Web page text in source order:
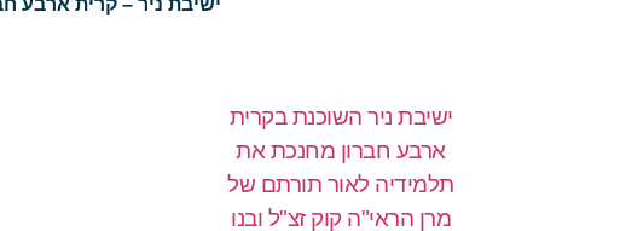
ישיבת ניר – קרית ארבע חברון טל.
ישיבת ניר השוכנת בקרית
ארבע חברון מחנכת את
תלמידיה לאור תורתם של
מרן הראי"ה קוק זצ"ל ובנו